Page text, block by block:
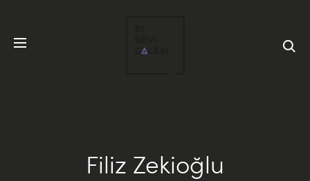
Filiz Zekioğlu